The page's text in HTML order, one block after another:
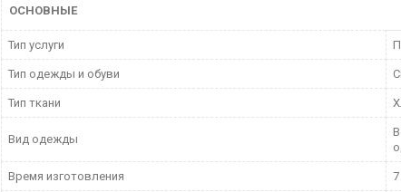
ОСНОВНЫЕ
Тип услуги
Тип одежды и обуви
Тип ткани
Вид одежды
Время изготовления